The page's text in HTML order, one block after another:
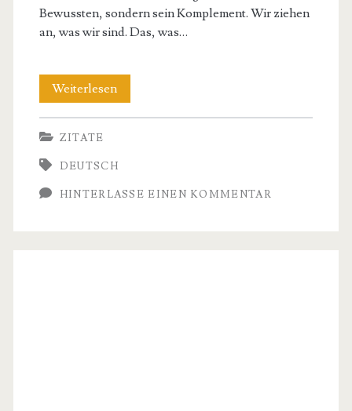
Bewussten, sondern sein Komplement. Wir ziehen
an, was wir sind. Das, was…
WeiterlesenCarl
Jung
–
Weisheiten
ZITATE
DEUTSCH
HINTERLASSE EINEN KOMMENTAR